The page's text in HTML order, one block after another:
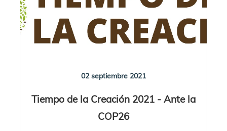
02 septiembre 2021
Tiempo de la Creación 2021 - Ante la
COP26